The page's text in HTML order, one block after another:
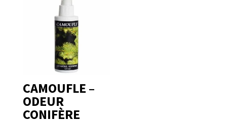
CAMOUFLE –
ODEUR
CONIFÈRE